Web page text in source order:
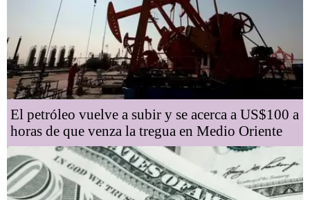
El petróleo vuelve a subir y se acerca a US$100 a
horas de que venza la tregua en Medio Oriente